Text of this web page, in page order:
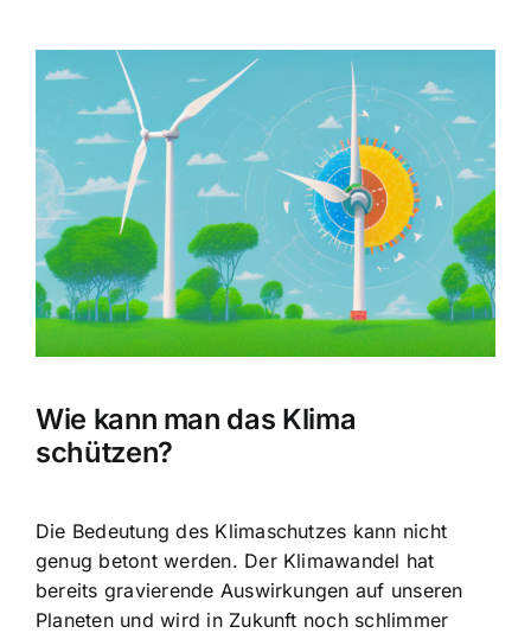
Bild
Wie kann man das Klima
schützen?
Die Bedeutung des Klimaschutzes kann nicht
genug betont werden. Der Klimawandel hat
bereits gravierende Auswirkungen auf unseren
Planeten und wird in Zukunft noch schlimmer